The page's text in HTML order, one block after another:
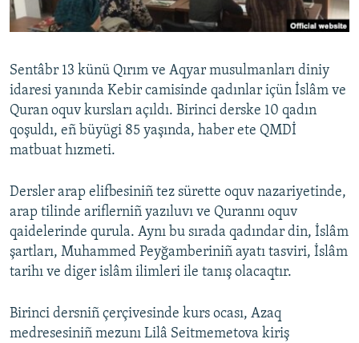
Русский
Українською
QOŞULIÑIZ!
RFE/RS bütün saytları
Sentâbr 13 künü Qırım ve Aqyar musulmanları diniy
idaresi yanında Kebir camisinde qadınlar içün İslâm ve
Quran oquv kursları açıldı. Birinci derske 10 qadın
qoşuldı, eñ büyügi 85 yaşında, haber ete QMDİ
matbuat hızmeti.
Dersler arap elifbesiniñ tez sürette oquv nazariyetinde,
arap tilinde ariflerniñ yazıluvı ve Qurannı oquv
qaidelerinde qurula. Aynı bu sırada qadındar din, İslâm
şartları, Muhammed Peyğamberiniñ ayatı tasviri, İslâm
tarihı ve diger islâm ilimleri ile tanış olacaqtır.
Birinci dersniñ çerçivesinde kurs ocası, Azaq
medresesiniñ mezunı Lilâ Seitmemetova kiriş